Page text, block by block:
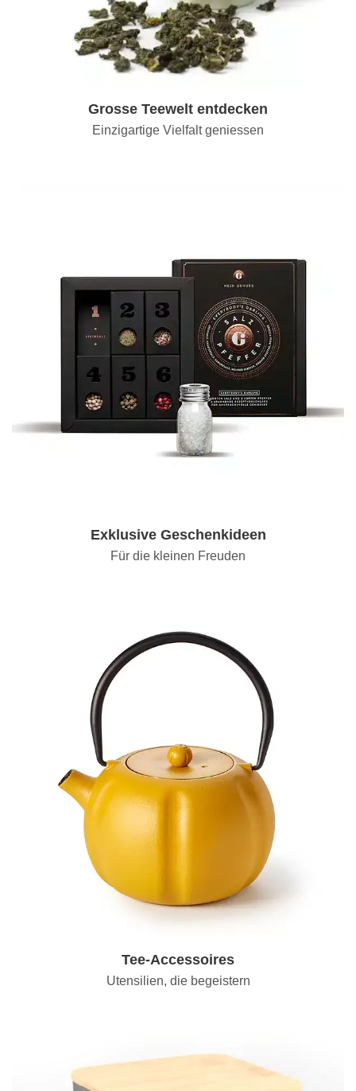
Grosse Teewelt entdecken
Einzigartige Vielfalt geniessen
Exklusive Geschenkideen
Für die kleinen Freuden
Tee-Accessoires
Utensilien, die begeistern